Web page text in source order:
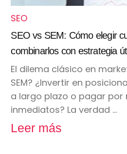
SEO
SEO vs SEM: Cómo elegir
combinarlos con estrategia
El dilema clásico en
SEM? ¿Invertir en
a largo plazo o pagar por
inmediatos? La verdad …
Leer más